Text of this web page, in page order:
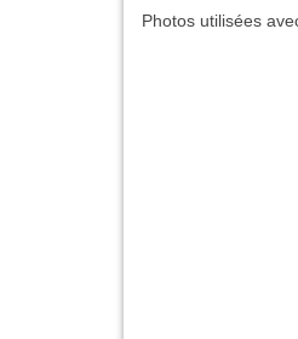
Photos utilisées